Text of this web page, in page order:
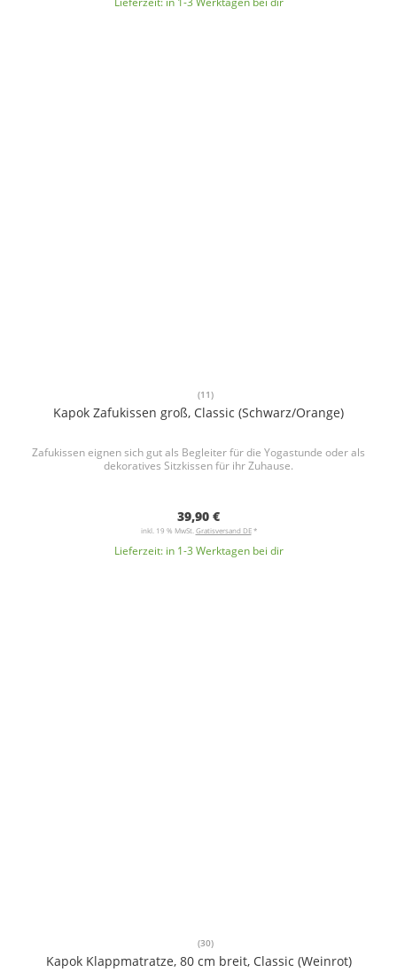
(11)
Kapok Zafukissen groß, Classic (Schwarz/Orange)
Zafukissen eignen sich gut als Begleiter für die Yogastunde oder als
dekoratives Sitzkissen für ihr Zuhause.
39,90 €
inkl. 19 % MwSt. Gratisversand DE*
Lieferzeit: in 1-3 Werktagen bei dir
(30)
Kapok Klappmatratze, 80 cm breit, Classic (Weinrot)